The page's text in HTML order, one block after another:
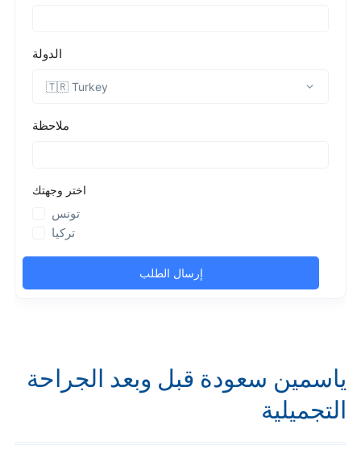
ياسمين سعودة قبل وبعد الجراحة
التجميلية